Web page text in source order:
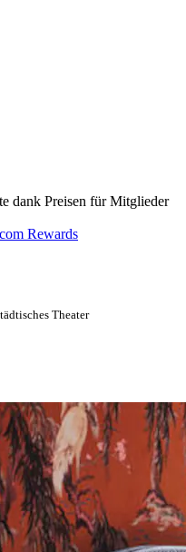
dank Preisen für Mitglieder
Rewards
Theater